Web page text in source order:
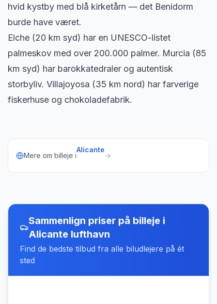
hvid kystby med blå kirketårn — det Benidorm
burde have været.
Elche (20 km syd) har en UNESCO-listet
palmeskov med over 200.000 palmer. Murcia (85
km syd) har barokkatedraler og autentisk
storbyliv. Villajoyosa (35 km nord) har farverige
fiskerhuse og chokoladefabrik.
Mere om billeje i
Alicante
→
Sammenlign priser på billeje i
Alicante lufthavn
Find de bedste tilbud fra alle biludlejere på ét
sted